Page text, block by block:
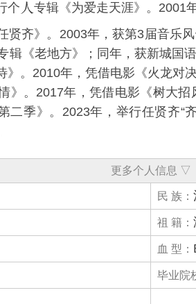
个 专辑《为爱走天涯》。2001
贤齐》。2003年，获第3届音乐
辑《老地方》；同年，获新城国
》。2010年，凭借电影《火龙对
》。2017年，凭借电影《树大招
二季 》。2023年，举行任贤齐“
更多个人信息 ▽
民 族：
祖 籍：
血 型：
毕业院